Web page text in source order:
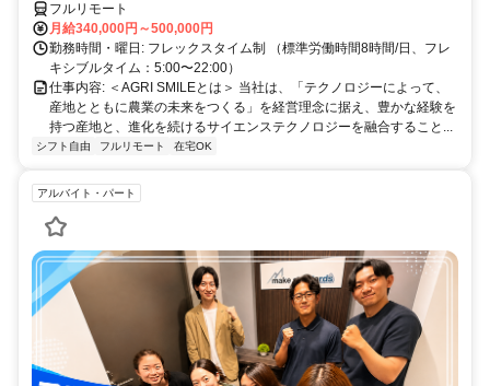
フルリモート
月給340,000円～500,000円
勤務時間・曜日: フレックスタイム制 （標準労働時間8時間/日、フレ
キシブルタイム：5:00〜22:00）
仕事内容: ＜AGRI SMILEとは＞ 当社は、「テクノロジーによって、
産地とともに農業の未来をつくる」を経営理念に据え、豊かな経験を
持つ産地と、進化を続けるサイエンステクノロジーを融合すること...
シフト自由 フルリモート 在宅OK
アルバイト・パート